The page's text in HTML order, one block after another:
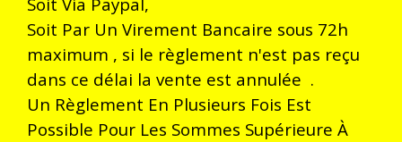
Soit Par Un Virement Bancaire sous 72h
maximum , si le règlement n'est pas reçu
dans ce délai la vente est annulée .
Un Règlement En Plusieurs Fois Est
Possible Pour Les Sommes Supérieure À